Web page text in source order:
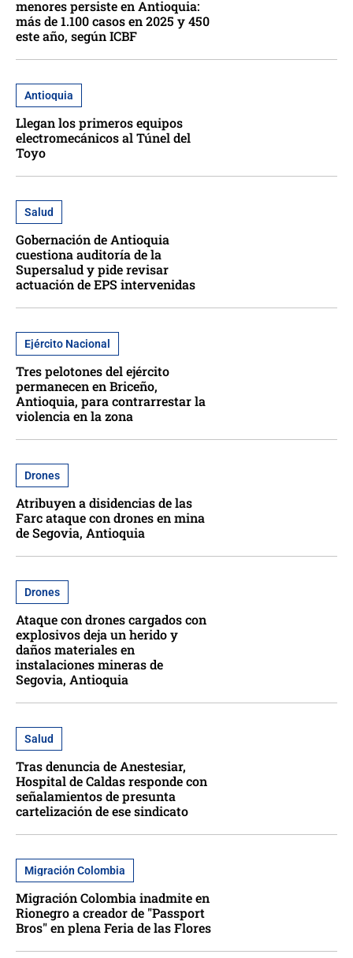
menores persiste en Antioquia:
más de 1.100 casos en 2025 y 450
este año, según ICBF
Antioquia
Llegan los primeros equipos
electromecánicos al Túnel del
Toyo
Salud
Gobernación de Antioquia
cuestiona auditoría de la
Supersalud y pide revisar
actuación de EPS intervenidas
Ejército Nacional
Tres pelotones del ejército
permanecen en Briceño,
Antioquia, para contrarrestar la
violencia en la zona
Drones
Atribuyen a disidencias de las
Farc ataque con drones en mina
de Segovia, Antioquia
Drones
Ataque con drones cargados con
explosivos deja un herido y
daños materiales en
instalaciones mineras de
Segovia, Antioquia
Salud
Tras denuncia de Anestesiar,
Hospital de Caldas responde con
señalamientos de presunta
cartelización de ese sindicato
Migración Colombia
Migración Colombia inadmite en
Rionegro a creador de "Passport
Bros" en plena Feria de las Flores